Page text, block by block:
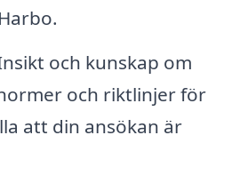
och kunskap om
och riktlinjer för
att din ansökan är